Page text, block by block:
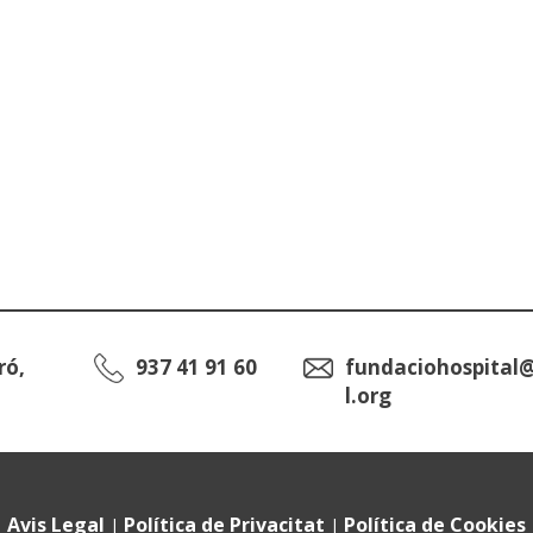
937 41 91 60
l.org
Avis Legal | Política de Privacitat | Política de Cookies